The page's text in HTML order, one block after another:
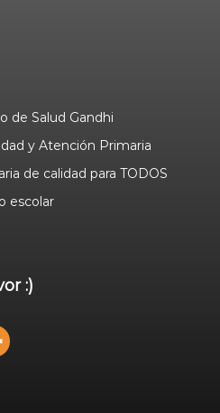
de Salud Gandhi
y Atención Primaria
de calidad para TODOS
escolar
:)